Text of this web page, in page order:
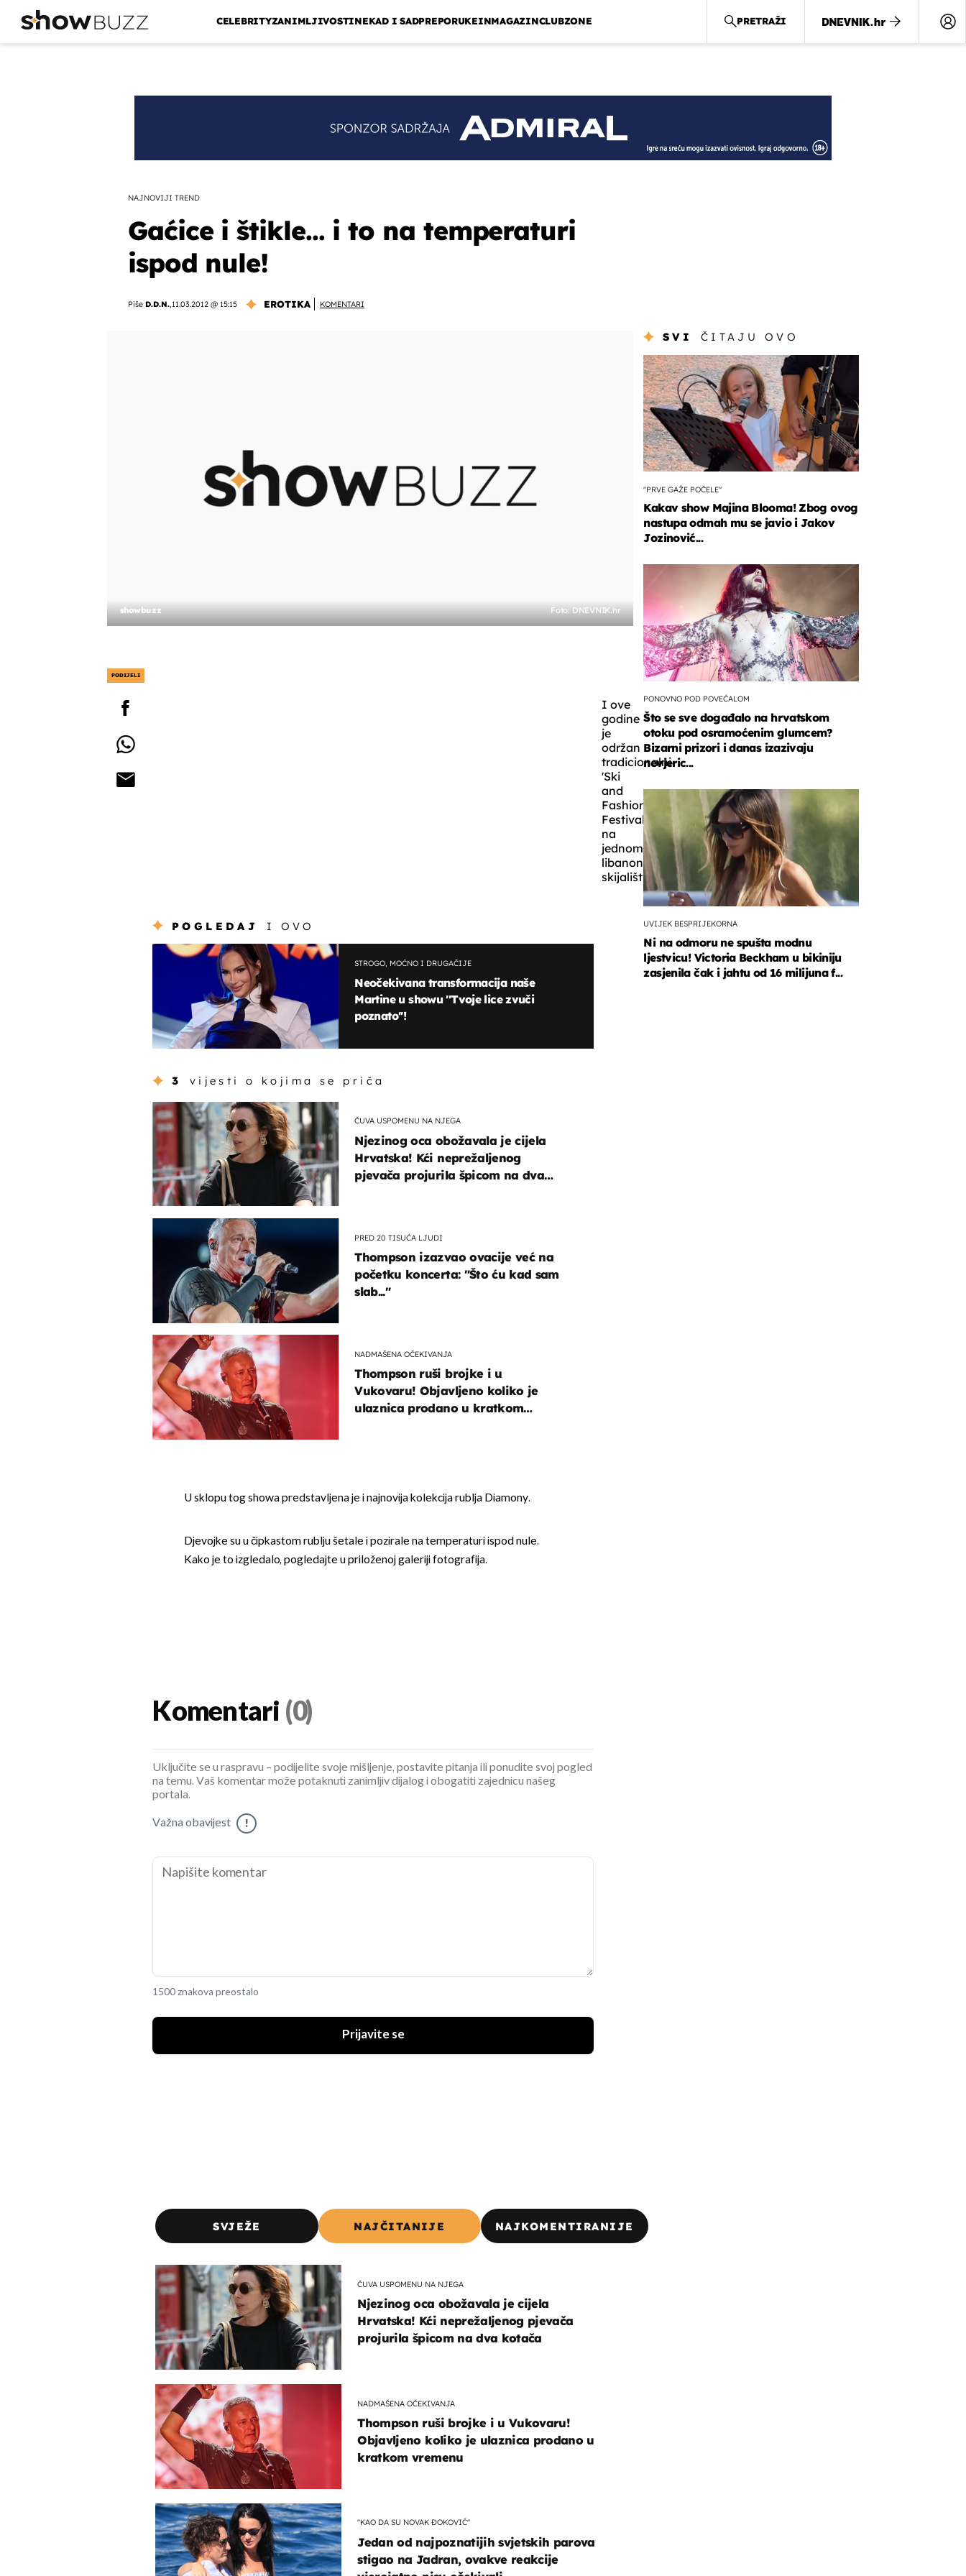
CELEBRITYZANIMLJIVOSTINEKAD I SADPREPORUKEINMAGAZINCLUBZONE PRETRAŽI
NAJNOVIJI TREND
Gaćice i štikle... i to na temperaturi
ispod nule!
Piše D.D.N.,11.03.2012 @ 15:15 EROTIKA KOMENTARI
showbuzz Foto: DNEVNIK.hr
PODIJELI
I ove
godine
je
održan
tradicionalni
'Ski
and
Fashion
Festival'
na
jednom
libanonskom
skijalištu.
POGLEDAJ I OVO
STROGO, MOĆNO I DRUGAČIJE
Neočekivana transformacija naše
Martine u showu ''Tvoje lice zvuči
poznato''!
3 vijesti o kojima se priča
ČUVA USPOMENU NA NJEGA
Njezinog oca obožavala je cijela
Hrvatska! Kći neprežaljenog
pjevača projurila špicom na dva
PRED 20 TISUĆA LJUDI
Thompson izazvao ovacije već na
početku koncerta: "Što ću kad sam
slab..."
NADMAŠENA OČEKIVANJA
Thompson ruši brojke i u
Vukovaru! Objavljeno koliko je
ulaznica prodano u kratkom
U sklopu tog showa predstavljena je i najnovija kolekcija rublja Diamony.
Djevojke su u čipkastom rublju šetale i pozirale na temperaturi ispod nule.
Kako je to izgledalo, pogledajte u priloženoj galeriji fotografija.
SVI ČITAJU OVO
"PRVE GAŽE POČELE"
Kakav show Majina Blooma! Zbog ovog
nastupa odmah mu se javio i Jakov
Jozinović...
PONOVNO POD POVEĆALOM
Što se sve događalo na hrvatskom
otoku pod osramoćenim glumcem?
Bizarni prizori i danas izazivaju
nevjeric...
UVIJEK BESPRIJEKORNA
Ni na odmoru ne spušta modnu
ljestvicu! Victoria Beckham u bikiniju
zasjenila čak i jahtu od 16 milijuna f...
Komentari (0)
Uključite se u raspravu – podijelite svoje mišljenje, postavite pitanja ili ponudite svoj pogled
na temu. Vaš komentar može potaknuti zanimljiv dijalog i obogatiti zajednicu našeg
portala.
Važna obavijest !
1500 znakova preostalo
Prijavite se
SVJEŽE NAJČITANIJE NAJKOMENTIRANIJE
ČUVA USPOMENU NA NJEGA
Njezinog oca obožavala je cijela
Hrvatska! Kći neprežaljenog pjevača
projurila špicom na dva kotača
NADMAŠENA OČEKIVANJA
Thompson ruši brojke i u Vukovaru!
Objavljeno koliko je ulaznica prodano u
kratkom vremenu
"KAO DA SU NOVAK ĐOKOVIĆ"
Jedan od najpoznatijih svjetskih parova
stigao na Jadran, ovakve reakcije